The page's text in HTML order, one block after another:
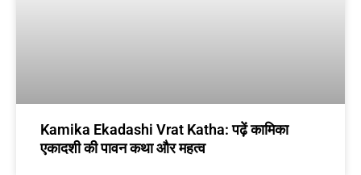
Kamika Ekadashi Vrat Katha: पढ़ें कामिका
एकादशी की पावन कथा और महत्व